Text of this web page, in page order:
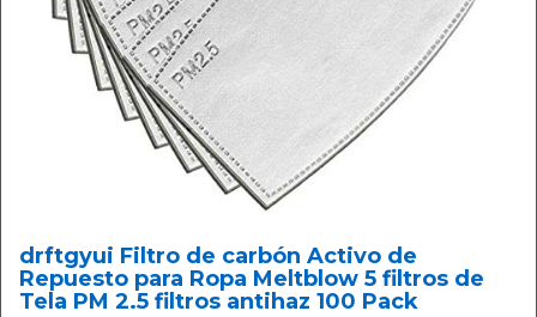
drftgyui Filtro de carbón Activo de
Repuesto para Ropa Meltblow 5 filtros de
Tela PM 2.5 filtros antihaz 100 Pack